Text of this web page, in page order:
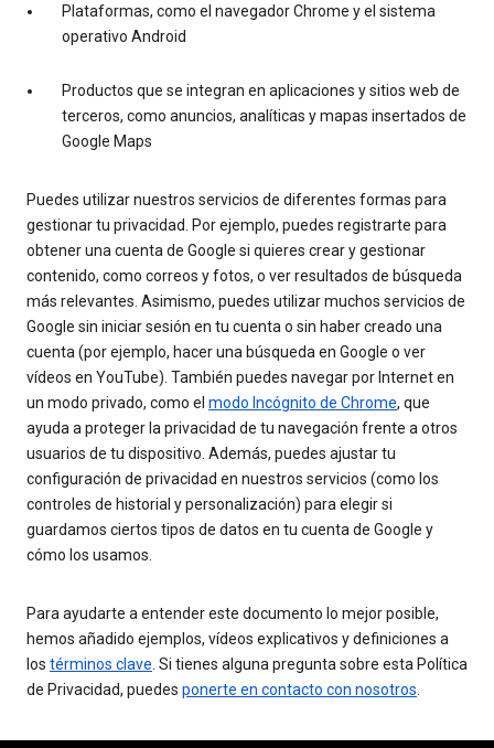
Plataformas, como el navegador Chrome y el sistema
operativo Android
Productos que se integran en aplicaciones y sitios web de
terceros, como anuncios, analíticas y mapas insertados de
Google Maps
Puedes utilizar nuestros servicios de diferentes formas para
gestionar tu privacidad. Por ejemplo, puedes registrarte para
obtener una cuenta de Google si quieres crear y gestionar
contenido, como correos y fotos, o ver resultados de búsqueda
más relevantes. Asimismo, puedes utilizar muchos servicios de
Google sin iniciar sesión en tu cuenta o sin haber creado una
cuenta (por ejemplo, hacer una búsqueda en Google o ver
vídeos en YouTube). También puedes navegar por Internet en
un modo privado, como el modo Incógnito de Chrome, que
ayuda a proteger la privacidad de tu navegación frente a otros
usuarios de tu dispositivo. Además, puedes ajustar tu
configuración de privacidad en nuestros servicios (como los
controles de historial y personalización) para elegir si
guardamos ciertos tipos de datos en tu cuenta de Google y
cómo los usamos.
Para ayudarte a entender este documento lo mejor posible,
hemos añadido ejemplos, vídeos explicativos y definiciones a
los términos clave . Si tienes alguna pregunta sobre esta Política
de Privacidad, puedes ponerte en contacto con nosotros